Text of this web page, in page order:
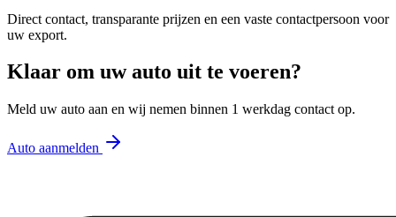
Direct contact, transparante prijzen en een vaste contactpersoon voor
uw export.
Klaar om uw auto uit te voeren?
Meld uw auto aan en wij nemen binnen 1 werkdag contact op.
Auto aanmelden